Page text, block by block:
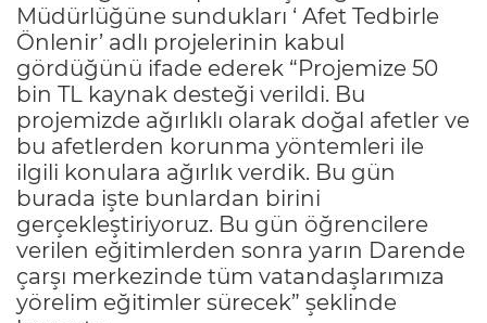
Müdürlüğüne sundukları ‘ Afet Tedbirle
Önlenir’ adlı projelerinin kabul
gördüğünü ifade ederek “Projemize 50
bin TL kaynak desteği verildi. Bu
projemizde ağırlıklı olarak doğal afetler ve
bu afetlerden korunma yöntemleri ile
ilgili konulara ağırlık verdik. Bu gün
burada işte bunlardan birini
gerçekleştiriyoruz. Bu gün öğrencilere
verilen eğitimlerden sonra yarın Darende
çarşı merkezinde tüm vatandaşlarımıza
yörelim eğitimler sürecek” şeklinde